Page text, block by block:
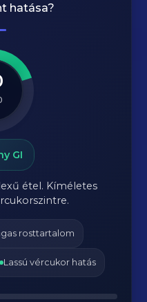
hatása?
GI
étel. Kíméletes
rosttartalom
Lassú vércukor hatás